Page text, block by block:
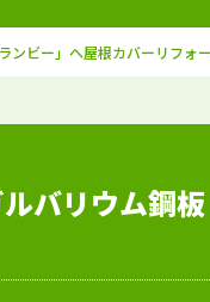
山梨県
施工例
塗装店
長野県
施工例
塗装店
施工例
塗装店
愛知県
施工例 塗装店
ンビー」へ屋根カバーリフォ
バリウム鋼